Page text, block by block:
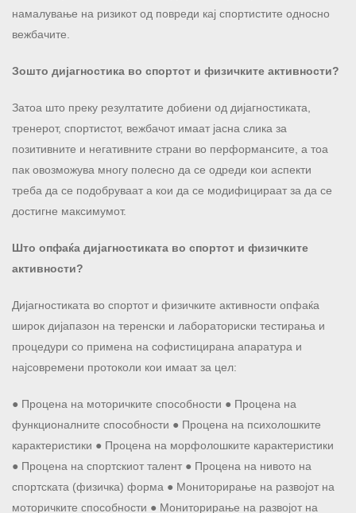
намалување на ризикот од повреди кај спортистите односно
вежбачите.
Зошто дијагностика во спортот и физичките активности?
Затоа што преку резултатите добиени од дијагностиката,
тренерот, спортистот, вежбачот имаат јасна слика за
позитивните и негативните страни во перформансите, а тоа
пак овозможува многу полесно да се одреди кои аспекти
треба да се подобруваат а кои да се модифицираат за да се
достигне максимумот.
Што опфаќа дијагностиката во спортот и физичките
активности?
Дијагностиката во спортот и физичките активности опфаќа
широк дијапазон на теренски и лабораториски тестирања и
процедури со примена на софистицирана апаратура и
најсовремени протоколи кои имаат за цел:
● Процена на моторичките способности ● Процена на
функционалните способности ● Процена на психолошките
карактеристики ● Процена на морфолошките карактеристики
● Процена на спортскиот талент ● Процена на нивото на
спортската (физичка) форма ● Мониторирање на развојот на
моторичките способности ● Мониторирање на развојот на